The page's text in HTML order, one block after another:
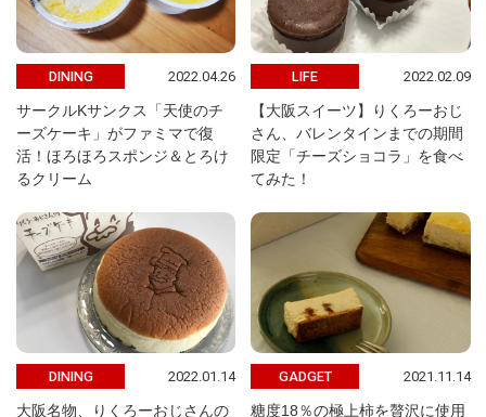
DINING 2022.04.26
サークルKサンクス「天使のチ
ーズケーキ」がファミマで復
活！ほろほろスポンジ＆とろけ
るクリーム
LIFE 2022.02.09
【大阪スイーツ】りくろーおじ
さん、バレンタインまでの期間
限定「チーズショコラ」を食べ
てみた！
DINING 2022.01.14
大阪名物、りくろーおじさんの
GADGET 2021.11.14
糖度18％の極上柿を贅沢に使用